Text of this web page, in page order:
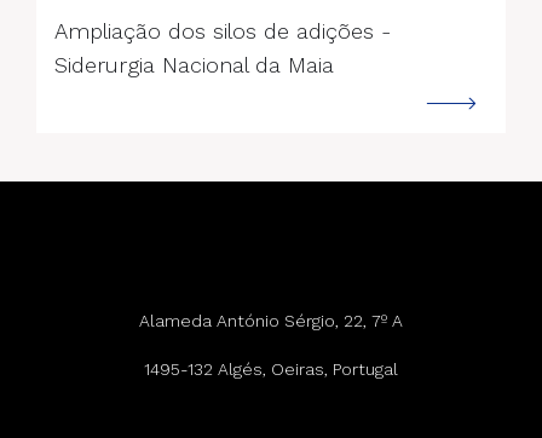
Ampliação dos silos de adições -
Siderurgia Nacional da Maia
Alameda António Sérgio, 22, 7º A
1495-132 Algés, Oeiras, Portugal